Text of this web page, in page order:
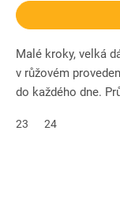
Malé kroky, velká
v růžovém
do každého dne.
23 24